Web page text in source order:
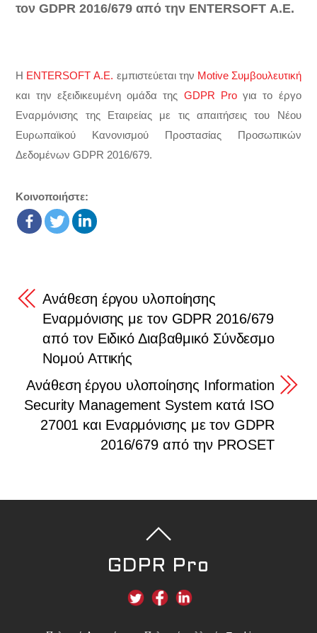
τον GDPR 2016/679 από την ENTERSOFT Α.Ε.
Η ENTERSOFT Α.Ε. εμπιστεύεται την Motive Συμβουλευτική
και την εξειδικευμένη ομάδα της GDPR Proγια το έργο
Εναρμόνισης της Εταιρείας με τις απαιτήσεις του Νέου
Ευρωπαϊκού Κανονισμού Προστασίας Προσωπικών
Δεδομένων GDPR 2016/679.
Κοινοποιήστε:
Ανάθεση έργου υλοποίησης
Εναρμόνισης με τον GDPR 2016/679
από τον Ειδικό Διαβαθμικό Σύνδεσμο
Νομού Αττικής
Ανάθεση έργου υλοποίησης Information
Security Management System κατά ISO
27001 και Εναρμόνισης με τον GDPR
2016/679 από την PROSET
GDPR Pro